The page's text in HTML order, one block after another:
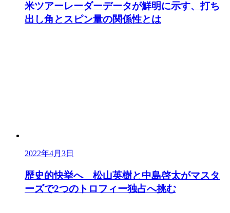
米ツアーレーダーデータが鮮明に示す、打ち
出し角とスピン量の関係性とは
2022年4月3日
歴史的快挙へ 松山英樹と中島啓太がマスタ
ーズで2つのトロフィー独占へ挑む